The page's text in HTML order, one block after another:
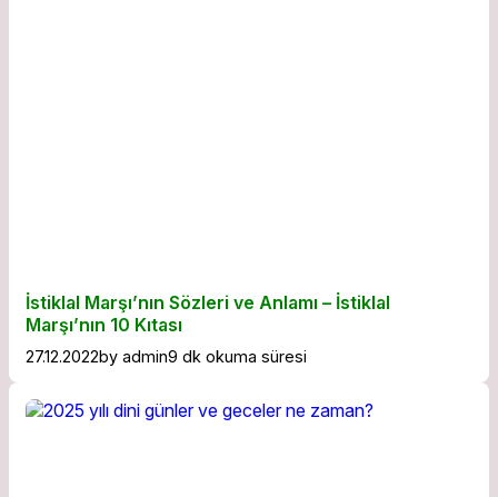
İstiklal Marşı’nın Sözleri ve Anlamı – İstiklal
Marşı’nın 10 Kıtası
27.12.2022by admin9 dk okuma süresi